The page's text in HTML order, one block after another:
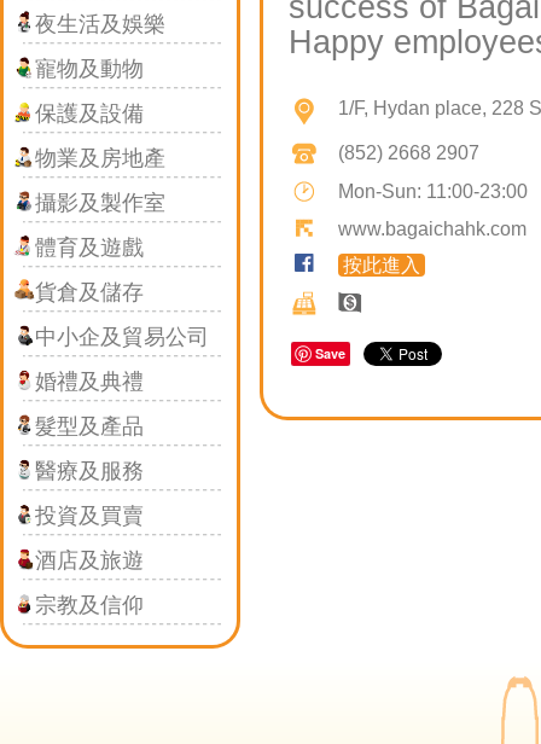
夜生活及娛樂
寵物及動物
保護及設備
物業及房地產
攝影及製作室
體育及遊戲
貨倉及儲存
中小企及貿易公司
婚禮及典禮
髮型及產品
醫療及服務
投資及買賣
酒店及旅遊
宗教及信仰
Happy
1/F, Hydan place, 228
(852) 2668 2907
Mon-Sun: 11:00-23:00
www.bagaichahk.com
按此進入
Save